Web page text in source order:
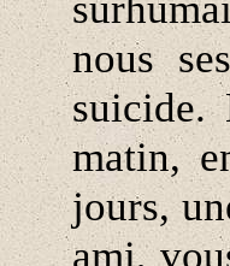
nous
suicide.
matin,
jours,
ami,